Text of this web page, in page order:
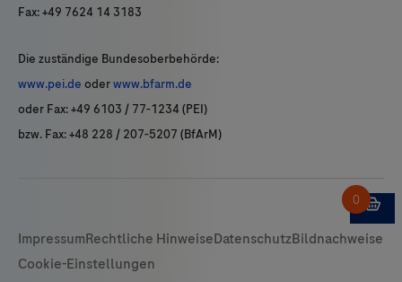
Fax: +49 7624 14 3183
Die zuständige Bundesoberbehörde:
www.pei.de oderwww.bfarm.de
oder Fax: +49 6103 / 77-1234 (PEI)
bzw. Fax: +48 228 / 207-5207 (BfArM)
ImpressumRechtliche HinweiseDatenschutzBildnachweise
Cookie-Einstellungen